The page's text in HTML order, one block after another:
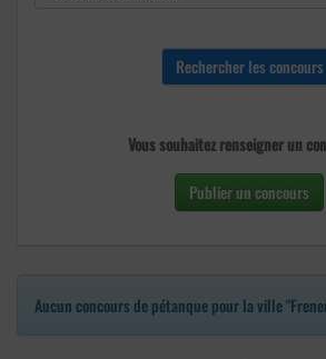
Vous souhaitez renseigner un
Publier un concours
Aucun concours de pétanque pour la ville